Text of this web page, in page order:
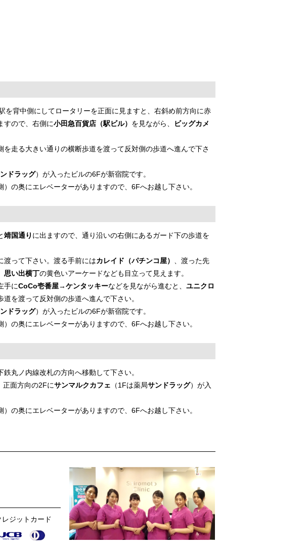
を背中側にしてロータリーを正面に見ますと、右斜め前方向に赤
すので、右側に小田急百貨店（駅ビル） を見ながら、
ビッグカメ
を走る大きい通りの横断歩道を渡って反対側の歩道へ進んで下さ
ドラッグ）が入ったビルの6Fが新宿院です。
）の奥にエレベーターがありますので、6Fへお越し下さい。
靖国通り に出ますので、通り沿いの右側にあるガード下の歩道を
渡って下さい。渡る手前にはカレイド（パチンコ屋）
、渡った先
思い出横丁の黄色いアーケードなども目立って見えます。
手にCoCo壱番屋→ケンタッキーなどを見ながら進むと、 ユニクロ
を渡って反対側の歩道へ進んで下さい。
ドラッグ）が入ったビルの6Fが新宿院です。
）の奥にエレベーターがありますので、6Fへお越し下さい。
丸ノ内線改札の方向へ移動して下さい。
正面方向の2Fにサンマルクカフェ （1Fは薬局サンドラッグ）が入
）の奥にエレベーターがありますので、6Fへお越し下さい。
ジットカード